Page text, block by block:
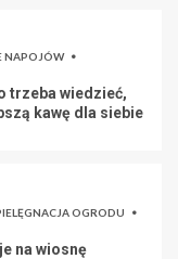
NAPOJÓW
trzeba wiedzieć,
kawę dla siebie
OGRODU
na wiosnę